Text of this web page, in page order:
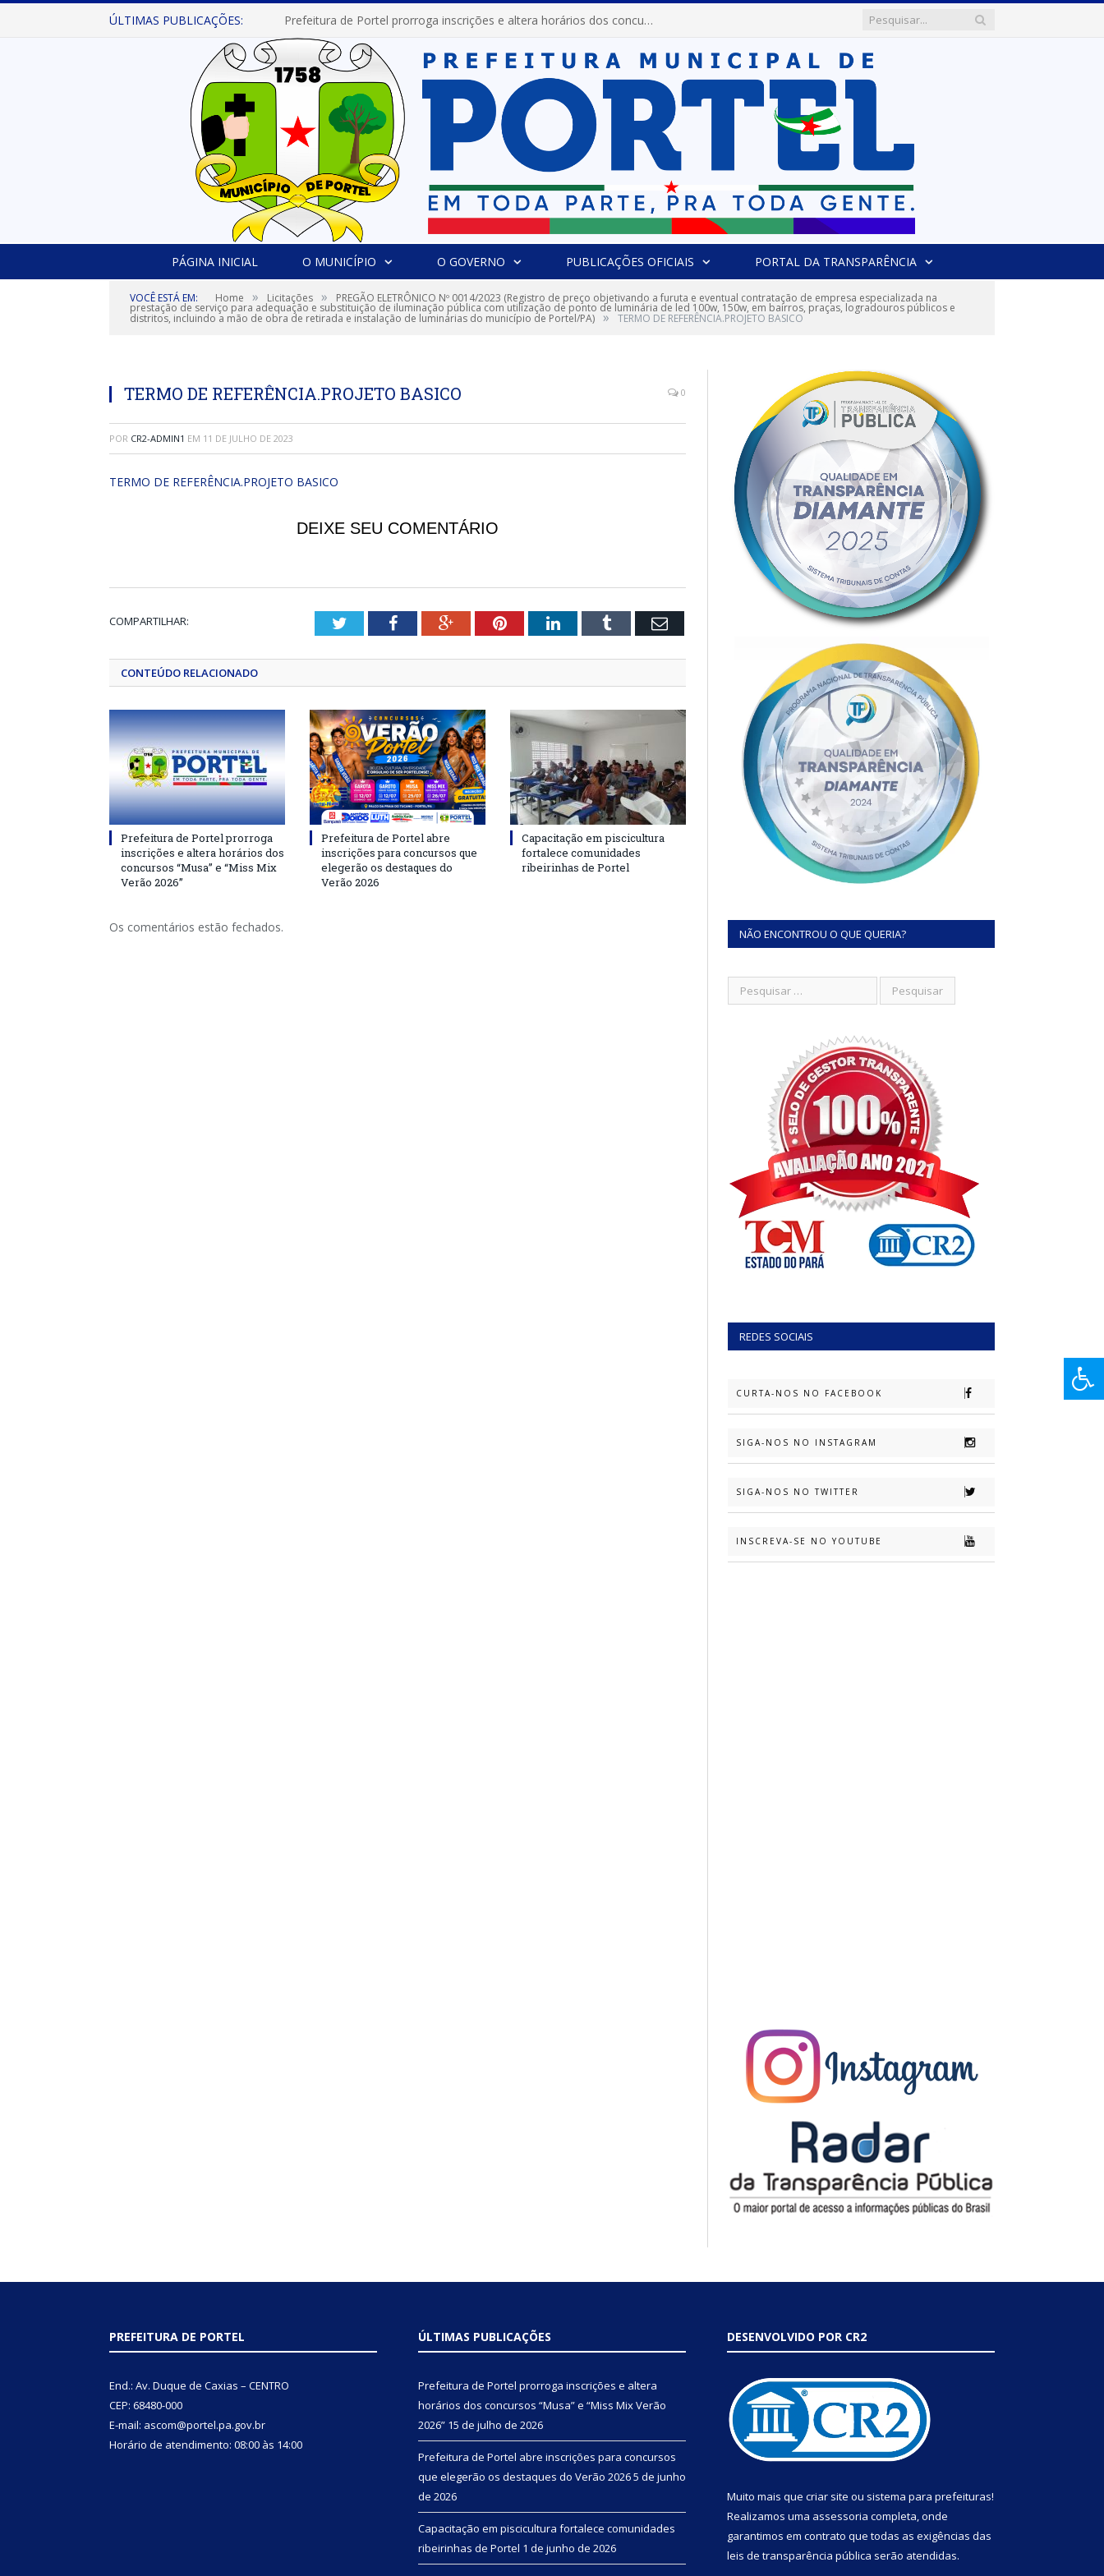
ÚLTIMAS PUBLICAÇÕES: Prefeitura de Portel prorroga inscrições e altera horários dos concursos “Musa” e “Miss Mix Verão 2026”
PÁGINA INICIAL O MUNICÍPIO O GOVERNO PUBLICAÇÕES OFICIAIS PORTAL DA TRANSPARÊNCIA
VOCÊ ESTÁ EM: Home » Licitações » PREGÃO ELETRÔNICO Nº 0014/2023 (Registro de preço objetivando a furuta e eventual contratação de empresa especializada na
prestação de serviço para adequação e substituição de iluminação pública com utilização de ponto de luminária de led 100w, 150w, em bairros, praças, logradouros públicos e
distritos, incluindo a mão de obra de retirada e instalação de luminárias do município de Portel/PA) » TERMO DE REFERÊNCIA.PROJETO BASICO
TERMO DE REFERÊNCIA.PROJETO BASICO 0
POR CR2-ADMIN1 EM 11 DE JULHO DE 2023
TERMO DE REFERÊNCIA.PROJETO BASICO
DEIXE SEU COMENTÁRIO
COMPARTILHAR: TwitterFacebookGoogle+PinterestLinkedInTumblr Email
CONTEÚDO RELACIONADO
Prefeitura de Portel prorroga
inscrições e altera horários dos
concursos “Musa” e “Miss Mix
Verão 2026”
Prefeitura de Portel abre
inscrições para concursos que
elegerão os destaques do
Verão 2026
Capacitação em piscicultura
fortalece comunidades
ribeirinhas de Portel
Os comentários estão fechados. NÃO ENCONTROU O QUE QUERIA?
REDES SOCIAIS
CURTA-NOS NO FACEBOOK
SIGA-NOS NO INSTAGRAM
SIGA-NOS NO TWITTER
INSCREVA-SE NO YOUTUBE
PREFEITURA DE PORTEL
End.: Av. Duque de Caxias – CENTRO
CEP: 68480-000
E-mail: ascom@portel.pa.gov.br
Horário de atendimento: 08:00 às 14:00
ÚLTIMAS PUBLICAÇÕES
Prefeitura de Portel prorroga inscrições e altera
horários dos concursos “Musa” e “Miss Mix Verão
2026” 15 de julho de 2026
Prefeitura de Portel abre inscrições para concursos
que elegerão os destaques do Verão 20265 de junho
de 2026
Capacitação em piscicultura fortalece comunidades
ribeirinhas de Portel 1 de junho de 2026
DESENVOLVIDO POR CR2
Muito mais que criar site ou sistema para prefeituras!
Realizamos uma assessoria completa, onde
garantimos em contrato que todas as exigências das
leis de transparência pública serão atendidas.